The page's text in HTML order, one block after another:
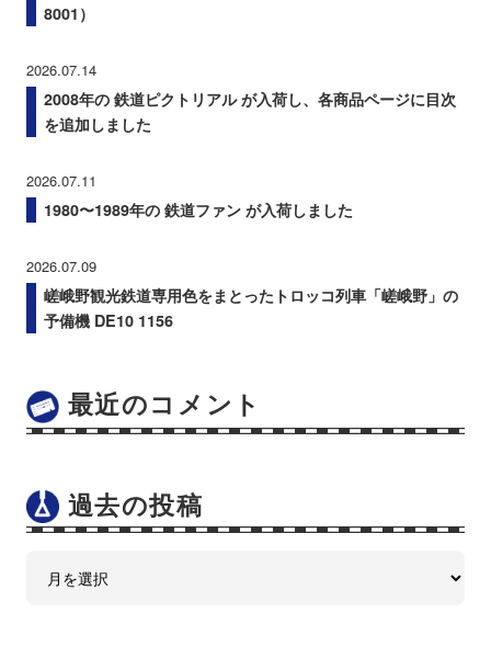
8001）
2026.07.14
2008年の 鉄道ピクトリアル が入荷し、各商品ページに目次
を追加しました
2026.07.11
1980〜1989年の 鉄道ファン が入荷しました
2026.07.09
嵯峨野観光鉄道専用色をまとったトロッコ列車「嵯峨野」の
予備機 DE10 1156
最近のコメント
過去の投稿